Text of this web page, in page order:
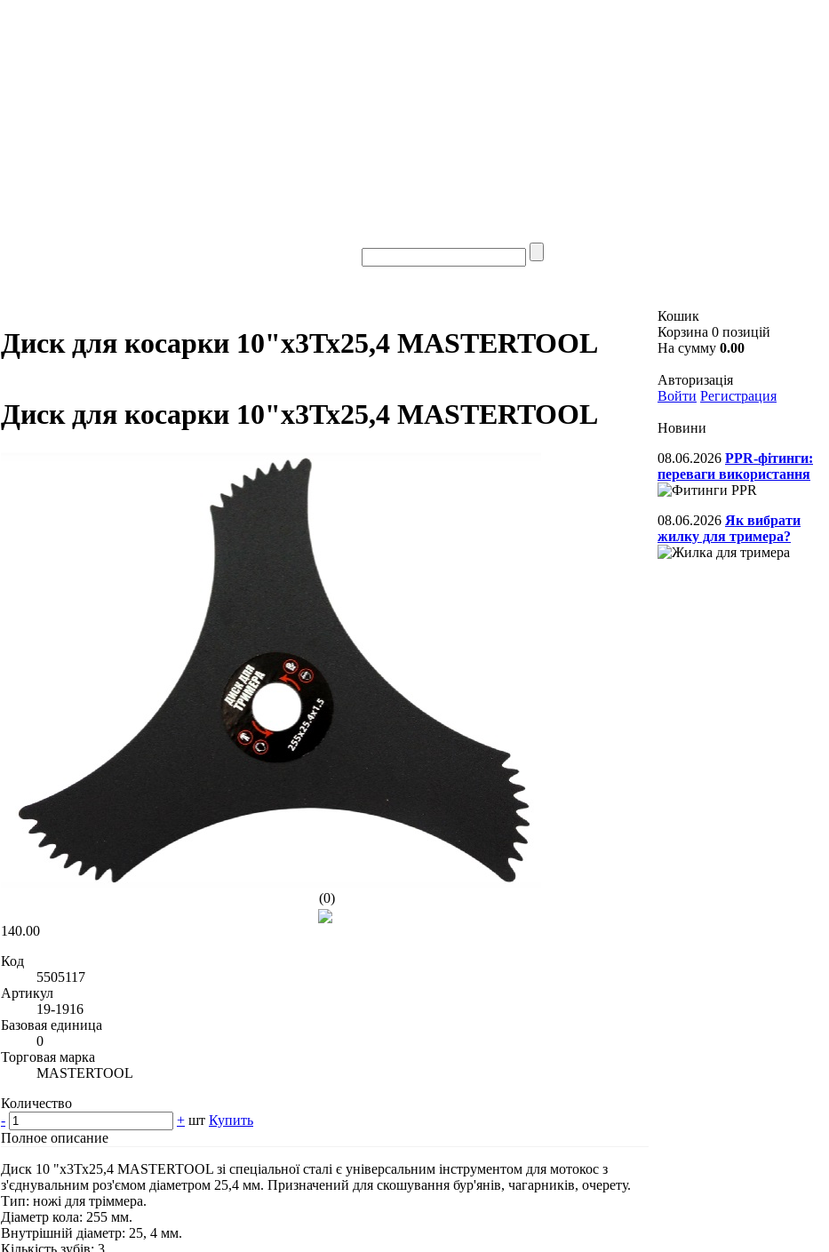
Диск для косарки 10"х3Тх25,4 MASTERTOOL
Диск для косарки 10"х3Тх25,4 MASTERTOOL
(0)
140.00
Код
5505117
Артикул
19-1916
Базовая единица
0
Торговая марка
MASTERTOOL
Количество
-
+ шт Купить
Полное описание
Диск 10 "х3Тх25,4 MASTERTOOL зі спеціальної сталі є універсальним інструментом для мотокос з
з'єднувальним роз'ємом діаметром 25,4 мм. Призначений для скошування бур'янів, чагарників, очерету.
Тип: ножі для тріммера.
Діаметр кола: 255 мм.
Внутрішній діаметр: 25, 4 мм.
Кількість зубів: 3
Кошик
Корзина 0 позицій
На сумму 0.00
Авторизація
Войти Регистрация
Новини
08.06.2026 PPR-фітинги:
переваги використання
08.06.2026 Як вибрати
жилку для тримера?